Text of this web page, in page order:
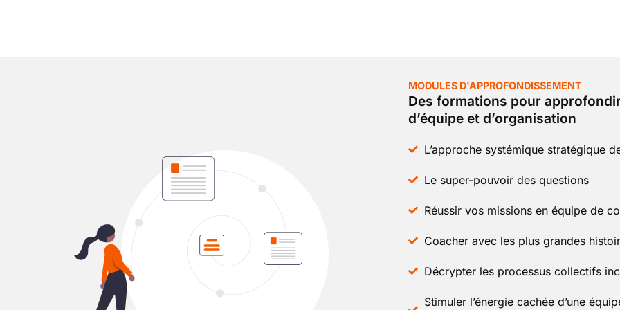
MODULES D'APPROFONDISSEMENT
Des formations pour
d’équipe et d’organisation
L’approche systémique stratégique
Le super-pouvoir des questions
Réussir vos missions en équipe de
Coacher avec les plus grandes
Décrypter les processus collectifs
Stimuler l’énergie cachée d’une